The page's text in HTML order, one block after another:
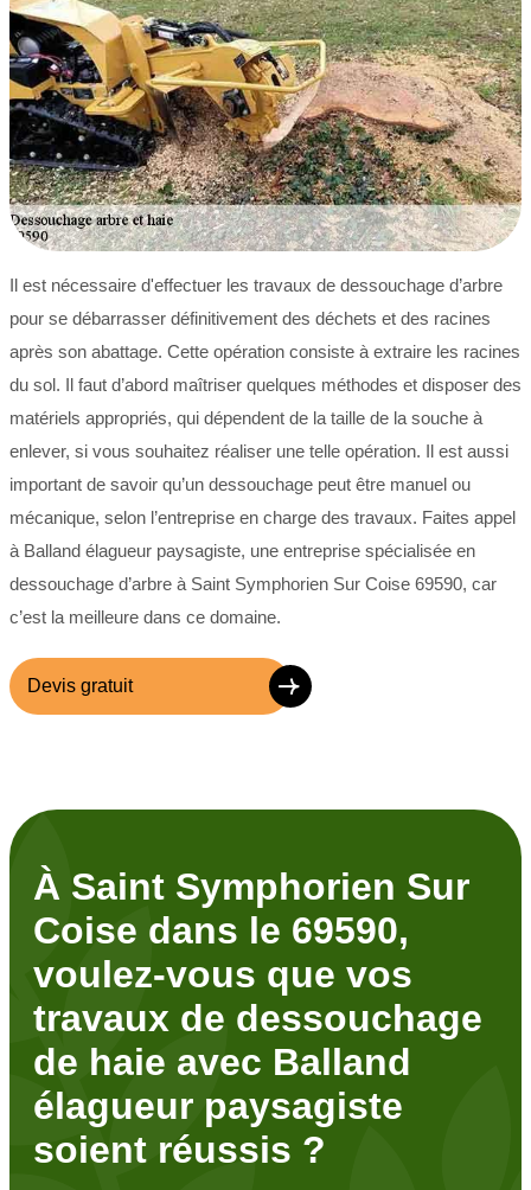
Il est nécessaire d'effectuer les travaux de dessouchage d’arbre
pour se débarrasser définitivement des déchets et des racines
après son abattage. Cette opération consiste à extraire les racines
du sol. Il faut d’abord maîtriser quelques méthodes et disposer des
matériels appropriés, qui dépendent de la taille de la souche à
enlever, si vous souhaitez réaliser une telle opération. Il est aussi
important de savoir qu’un dessouchage peut être manuel ou
mécanique, selon l’entreprise en charge des travaux. Faites appel
à Balland élagueur paysagiste, une entreprise spécialisée en
dessouchage d’arbre à Saint Symphorien Sur Coise 69590, car
c’est la meilleure dans ce domaine.
Devis gratuit
À Saint Symphorien Sur
Coise dans le 69590,
voulez-vous que vos
travaux de dessouchage
de haie avec Balland
élagueur paysagiste
soient réussis ?